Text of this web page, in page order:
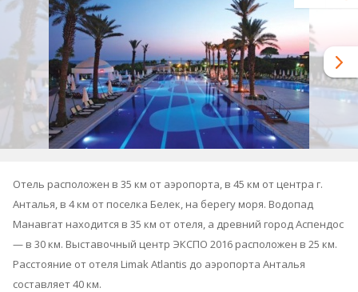
Отель расположен в 35 км от аэропорта, в 45 км от центра г.
Анталья, в 4 км от поселка Белек, на берегу моря. Водопад
Манавгат находится в 35 км от отеля, а древний город Аспендос
— в 30 км. Выставочный центр ЭКСПО 2016 расположен в 25 км.
Расстояние от отеля Limak Atlantis до аэропорта Анталья
составляет 40 км.